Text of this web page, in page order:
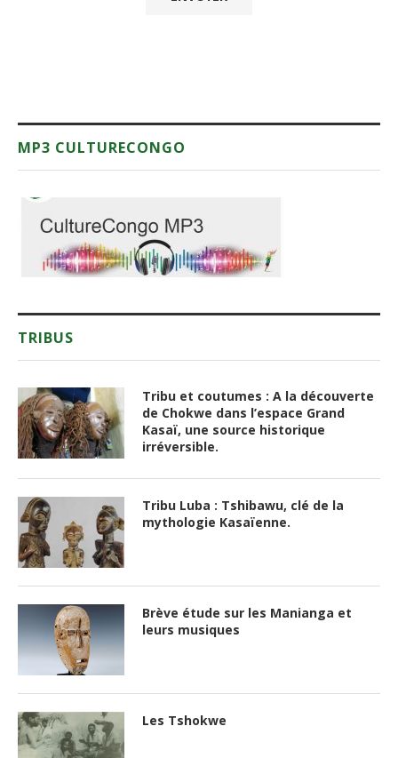
MP3 CULTURECONGO
TRIBUS
Tribu et coutumes : A la découverte
de Chokwe dans l’espace Grand
Kasaï, une source historique
irréversible.
Tribu Luba : Tshibawu, clé de la
mythologie Kasaïenne.
Brève étude sur les Manianga et
leurs musiques
Les Tshokwe